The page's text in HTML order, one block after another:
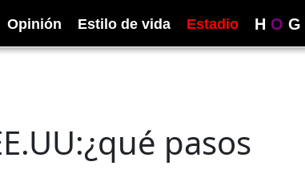
Opinión Estilo de vida Estadio H O G
pasos